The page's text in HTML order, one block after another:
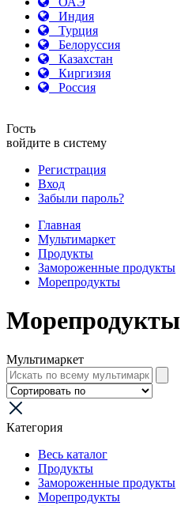
Индия
Турция
Белоруссия
Казахстан
Киргизия
Россия
Гость
войдите в систему
Регистрация
Вход
Забыли пароль?
Главная
Мультимаркет
Продукты
Замороженные продукты
Морепродукты
Морепродукты
Мультимаркет
Категория
Весь каталог
Продукты
Замороженные продукты
Морепродукты